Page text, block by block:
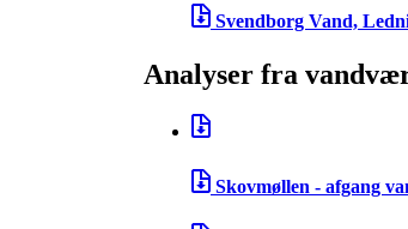
Svendborg Vand,
Analyser fra
Skovmøllen - afgang